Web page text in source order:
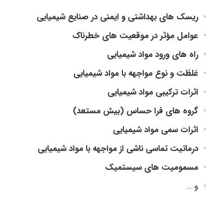
ریسک های بهداشتی و ایمنی در صنایع شیمیایی
عوامل مؤثر در موقعیت های خطرناک
راه های ورود مواد شیمیایی
غلظت و نوع مواجهه با مواد شیمیایی
اثرات ترکیبی مواد شیمیایی
گروه های فرا حساس (بیش مستعد)
اثرات سمی مواد شیمیایی
درماتیت تماسی ناشی از مواجهه با مواد شیمیایی
مسمومیت های سیستمیک
و …